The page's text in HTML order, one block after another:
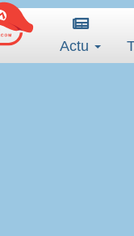
Actu